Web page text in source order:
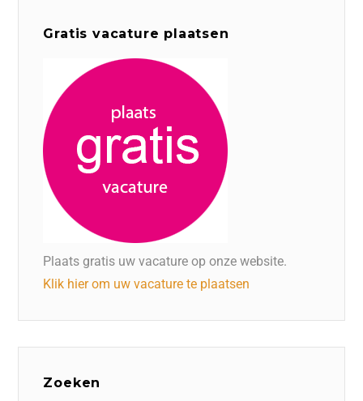
Gratis vacature plaatsen
Plaats gratis uw vacature op onze website.
Klik hier om uw vacature te plaatsen
Zoeken